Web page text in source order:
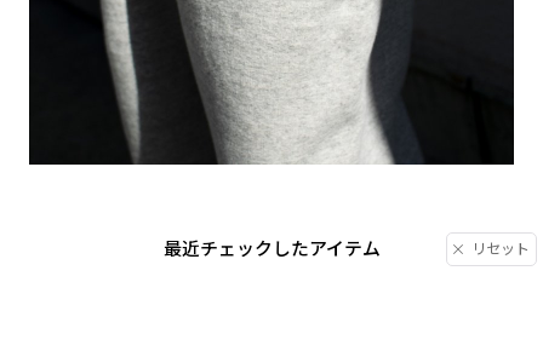
最近チェックしたアイテム リセット